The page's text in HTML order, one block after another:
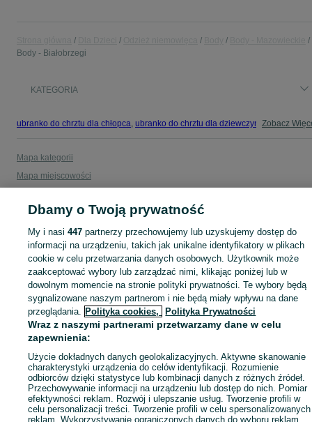
Body - Białobrzegi
KATEGORIA
ubranko do chrztu dla chłopca, ubranko do chrztu dla dziewczynki,ubranko
Zobacz
Mapa kategorii
Mapa miejscowości
Popularne wyszukiwania
Dbamy o Twoją prywatność
My i nasi447 partnerzy przechowujemy lub uzyskujemy dostęp do
informacji na urządzeniu, takich jak unikalne identyfikatory w plikach
cookie w celu przetwarzania danych osobowych. Użytkownik może
zaakceptować wybory lub zarządzać nimi, klikając poniżej lub w
dowolnym momencie na stronie polityki prywatności. Te wybory będą
sygnalizowane naszym partnerom i nie będą miały wpływu na dane
przeglądania. Polityka cookies, Polityka Prywatności
Wraz z naszymi partnerami przetwarzamy dane w celu
zapewnienia:
Użycie dokładnych danych geolokalizacyjnych. Aktywne skanowanie
charakterystyki urządzenia do celów identyfikacji. Rozumienie
odbiorców dzięki statystyce lub kombinacji danych z różnych źródeł.
Przechowywanie informacji na urządzeniu lub dostęp do nich. Pomiar
efektywności reklam. Rozwój i ulepszanie usług. Tworzenie profili w
celu personalizacji treści. Tworzenie profili w celu spersonalizowanych
reklam. Wykorzystywanie ograniczonych danych do wyboru reklam.